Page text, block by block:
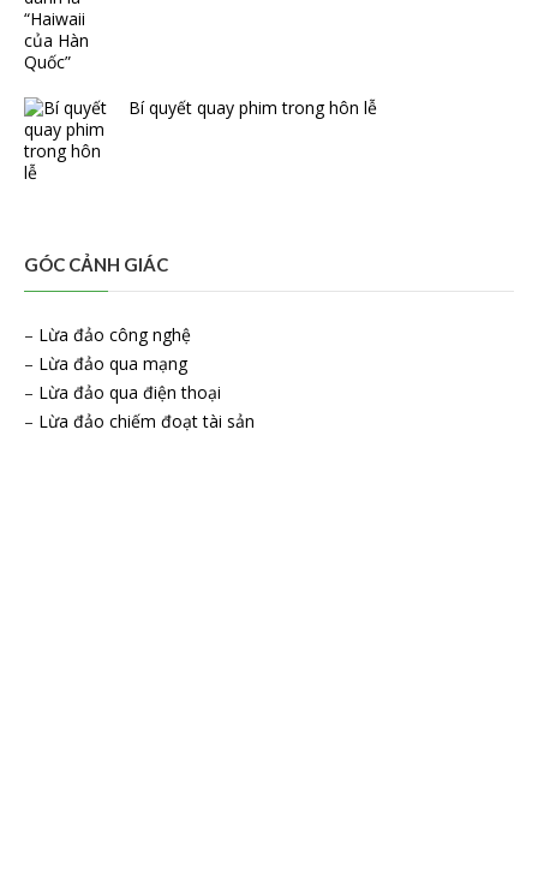
Bí quyết quay phim trong hôn lễ
GÓC CẢNH GIÁC
– Lừa đảo công nghệ
– Lừa đảo qua mạng
– Lừa đảo qua điện thoại
– Lừa đảo chiếm đoạt tài sản